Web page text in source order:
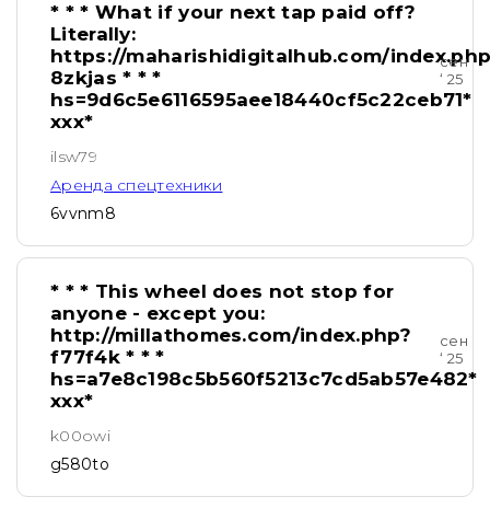
* * * What if your next tap paid off?
Literally:
https://maharishidigitalhub.com/
8zkjas * * *
hs=9d6c5e6116595aee18440cf5c22ceb71*
ххх*
сен
‘ 25
ilsw79
Аренда спецтехники
6vvnm8
* * * This wheel does not stop for
anyone - except you:
http://millathomes.com/index.php?
f77f4k * * *
hs=a7e8c198c5b560f5213c7cd5ab57e482*
ххх*
сен
‘ 25
k00owi
g580to